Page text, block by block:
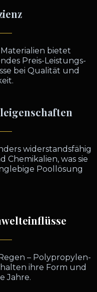
bietet
Preis-Leistungs-
bei Qualität und
widerstandsfähig
was sie
Poollösung
– Polypropylen-
ihre Form und
Jahre.